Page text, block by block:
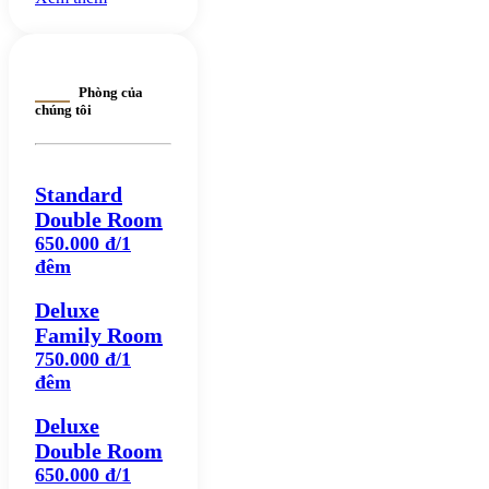
Phòng của
chúng tôi
Standard
Double Room
650.000 đ/1
đêm
Deluxe
Family Room
750.000 đ/1
đêm
Deluxe
Double Room
650.000 đ/1